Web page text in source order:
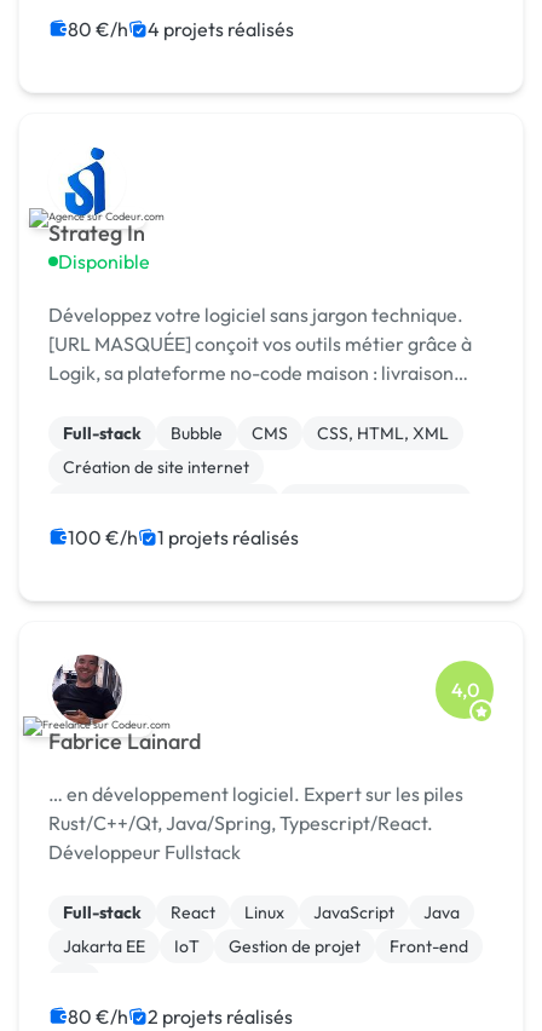
80 €/h 4 projets réalisés
Strateg In
Disponible
Développez votre logiciel sans jargon technique.
[URL MASQUÉE] conçoit vos outils métier grâce à
Logik, sa plateforme no-code maison : livraison
Full-stack Bubble CMS
CSS, HTML, XML
Création de site internet
Gestion site web
Installation de Script
100 €/h 1 projets réalisés
Fabrice Lainard
4,0
… en développement logiciel. Expert sur les piles
Rust/C++/Qt, Java/Spring, Typescript/React.
Développeur Fullstack
Full-stack React Linux JavaScript
Java
Jakarta EE
IoT Gestion de projet
Front-end
80 €/h 2 projets réalisés